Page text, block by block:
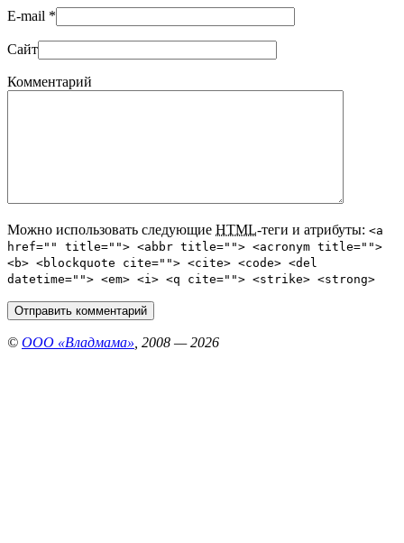
E-mail *
Сайт
Комментарий
Можно использовать следующие HTML-теги и атрибуты: <a
href="" title=""> <abbr title=""> <acronym title="">
<b> <blockquote cite=""> <cite> <code> <del
datetime=""> <em> <i> <q cite=""> <strike> <strong>
© ООО «Владмама» , 2008 — 2026